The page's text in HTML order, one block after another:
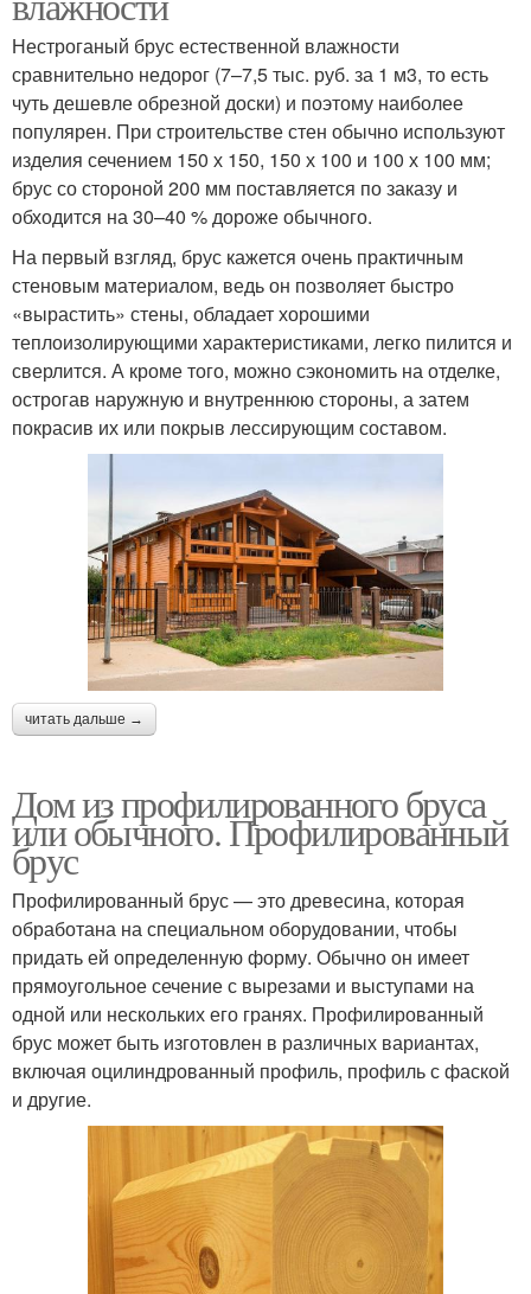
Нестроганый брус естественной влажности
сравнительно недорог (7–7,5 тыс. руб. за 1 м3, то есть
чуть дешевле обрезной доски) и поэтому наиболее
популярен. При строительстве стен обычно используют
изделия сечением 150 х 150, 150 х 100 и 100 х 100 мм;
брус со стороной 200 мм поставляется по заказу и
обходится на 30–40 % дороже обычного.
На первый взгляд, брус кажется очень практичным
стеновым материалом, ведь он позволяет быстро
«вырастить» стены, обладает хорошими
теплоизолирующими характеристиками, легко пилится и
сверлится. А кроме того, можно сэкономить на отделке,
острогав наружную и внутреннюю стороны, а затем
покрасив их или покрыв лессирующим составом.
читать дальше →
Дом из профилированного бруса
или обычного. Профилированный
брус
Профилированный брус — это древесина, которая
обработана на специальном оборудовании, чтобы
придать ей определенную форму. Обычно он имеет
прямоугольное сечение с вырезами и выступами на
одной или нескольких его гранях. Профилированный
брус может быть изготовлен в различных вариантах,
включая оцилиндрованный профиль, профиль с фаской
и другие.